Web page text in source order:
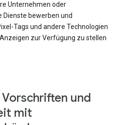
Unternehmen oder
Dienste bewerben und
Tags und andere Technologien
zur Verfügung zu stellen
und
mit